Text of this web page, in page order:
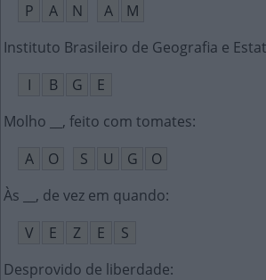
P
A N A
M
Instituto Brasileiro de Geografia e
I
B G
E
Molho __, feito com tomates:
A
O S U G
O
Às __, de vez em quando:
V
E Z E
S
Desprovido de liberdade: